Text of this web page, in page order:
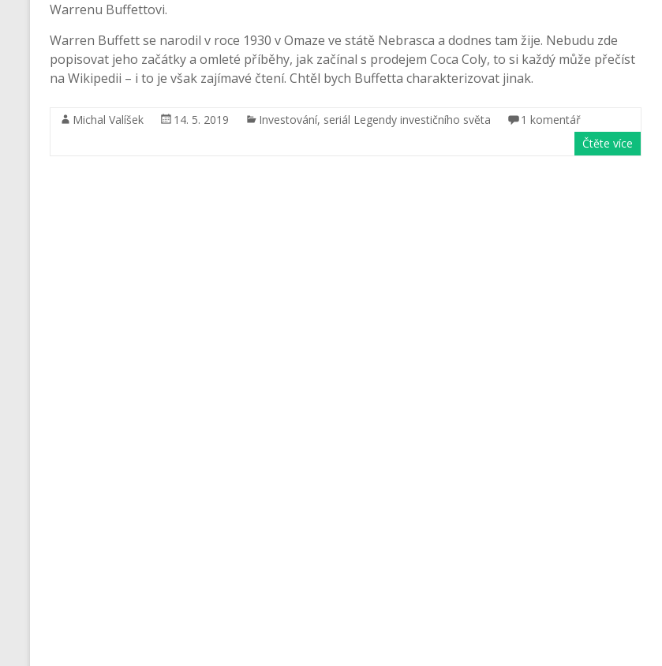
Warrenu Buffettovi.
Warren Buffett se narodil v roce 1930 v Omaze ve státě Nebrasca a dodnes tam žije. Nebudu zde
popisovat jeho začátky a omleté příběhy, jak začínal s prodejem Coca Coly, to si každý může přečíst
na Wikipedii – i to je však zajímavé čtení. Chtěl bych Buffetta charakterizovat jinak.
Michal Valíšek 14. 5. 2019 Investování, seriál Legendy investičního světa
1 komentář
Čtěte více